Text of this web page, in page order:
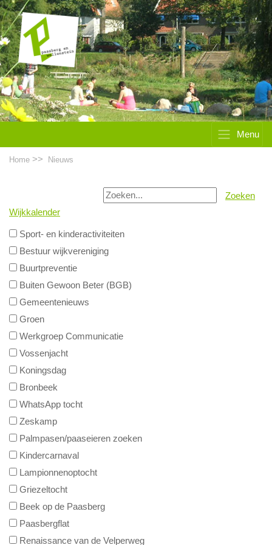
Menu
Home >> Nieuws
Zoeken
Wijkkalender
Sport- en kinderactiviteiten
Bestuur wijkvereniging
Buurtpreventie
Buiten Gewoon Beter (BGB)
Gemeentenieuws
Groen
Werkgroep Communicatie
Vossenjacht
Koningsdag
Bronbeek
WhatsApp tocht
Zeskamp
Palmpasen/paaseieren zoeken
Kindercarnaval
Lampionnenoptocht
Griezeltocht
Beek op de Paasberg
Paasbergflat
Renaissance van de Velperweg